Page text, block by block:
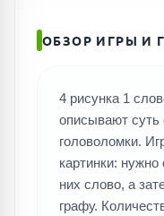
ОБЗОР ИГРЫ И
4 рисунка 1
описывают суть
головоломки.
картинки:
них слово, а
графу.